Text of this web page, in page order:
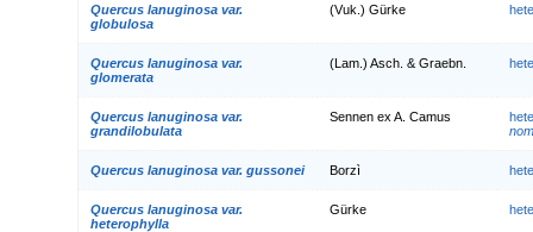
Quercus lanuginosa var.
globulosa
(Vuk.) Gürke
Quercus lanuginosa var.
glomerata
(Lam.) Asch. & Graebn.
Quercus lanuginosa var.
grandilobulata
Sennen ex A. Camus
Quercus lanuginosa var. gussonei Borzì
Quercus lanuginosa var.
heterophylla
Gürke